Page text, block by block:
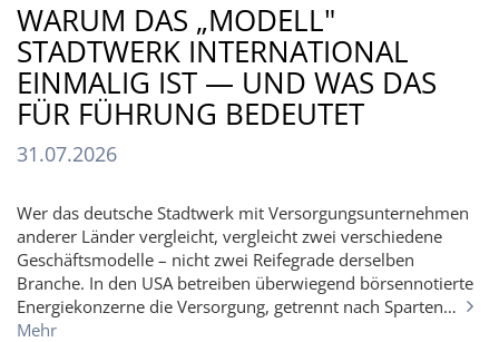
WARUM DAS „MODELL"
STADTWERK INTERNATIONAL
EINMALIG IST — UND WAS DAS
FÜR FÜHRUNG BEDEUTET
31.07.2026
Wer das deutsche Stadtwerk mit Versorgungsunternehmen
anderer Länder vergleicht, vergleicht zwei verschiedene
Geschäftsmodelle – nicht zwei Reifegrade derselben
Branche. In den USA betreiben überwiegend börsennotierte
Energiekonzerne die Versorgung, getrennt nach Sparten…
Mehr